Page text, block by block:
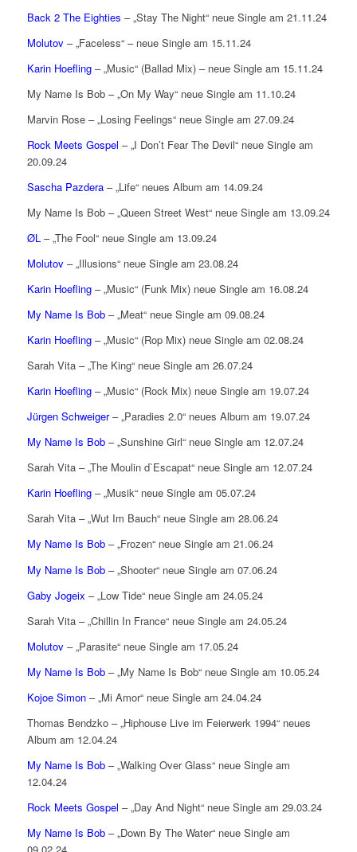
Back 2 The Eighties – „Stay The Night“ neue Single am 21.11.24
Molutov – „Faceless“ – neue Single am 15.11.24
Karin Hoefling– „Music“ (Ballad Mix) – neue Single am 15.11.24
My Name Is Bob – „On My Way“ neue Single am 11.10.24
Marvin Rose – „Losing Feelings“ neue Single am 27.09.24
Rock Meets Gospel – „I Don’t Fear The Devil“ neue Single am
20.09.24
Sascha Pazdera– „Life“ neues Album am 14.09.24
My Name Is Bob – „Queen Street West“ neue Single am 13.09.24
ØL– „The Fool“ neue Single am 13.09.24
Molutov– „Illusions“ neue Single am 23.08.24
Karin Hoefling– „Music“ (Funk Mix) neue Single am 16.08.24
My Name Is Bob– „Meat“ neue Single am 09.08.24
Karin Hoefling– „Music“ (Rop Mix) neue Single am 02.08.24
Sarah Vita – „The King“ neue Single am 26.07.24
Karin Hoefling– „Music“ (Rock Mix) neue Single am 19.07.24
Jürgen Schweiger– „Paradies 2.0“ neues Album am 19.07.24
My Name Is Bob– „Sunshine Girl“ neue Single am 12.07.24
Sarah Vita – „The Moulin d`Escapat“ neue Single am 12.07.24
Karin Hoefling– „Musik“ neue Single am 05.07.24
Sarah Vita – „Wut Im Bauch“ neue Single am 28.06.24
My Name Is Bob– „Frozen“ neue Single am 21.06.24
My Name Is Bob– „Shooter“ neue Single am 07.06.24
Gaby Jogeix – „Low Tide“ neue Single am 24.05.24
Sarah Vita – „Chillin In France“ neue Single am 24.05.24
Molutov– „Parasite“ neue Single am 17.05.24
My Name Is Bob– „My Name Is Bob“ neue Single am 10.05.24
Kojoe Simon– „Mi Amor“ neue Single am 24.04.24
Thomas Bendzko – „Hiphouse Live im Feierwerk 1994“ neues
Album am 12.04.24
My Name Is Bob– „Walking Over Glass“ neue Single am
12.04.24
Rock Meets Gospel – „Day And Night“ neue Single am 29.03.24
My Name Is Bob– „Down By The Water“ neue Single am